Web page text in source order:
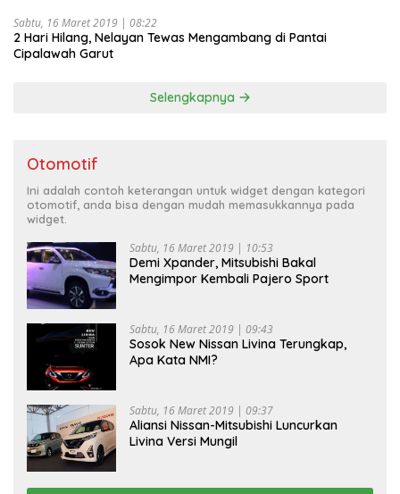
Sabtu, 16 Maret 2019 | 08:22
2 Hari Hilang, Nelayan Tewas Mengambang di Pantai
Cipalawah Garut
Selengkapnya
Otomotif
Ini adalah contoh keterangan untuk widget dengan kategori
otomotif, anda bisa dengan mudah memasukkannya pada
widget.
Sabtu, 16 Maret 2019 | 10:53
Demi Xpander, Mitsubishi Bakal
Mengimpor Kembali Pajero Sport
Sabtu, 16 Maret 2019 | 09:43
Sosok New Nissan Livina Terungkap,
Apa Kata NMI?
Sabtu, 16 Maret 2019 | 09:37
Aliansi Nissan-Mitsubishi Luncurkan
Livina Versi Mungil